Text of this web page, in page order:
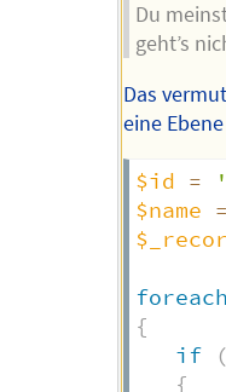
Du
geht’s
Das
eine
$id =
$name =
foreach
{
if
(
{